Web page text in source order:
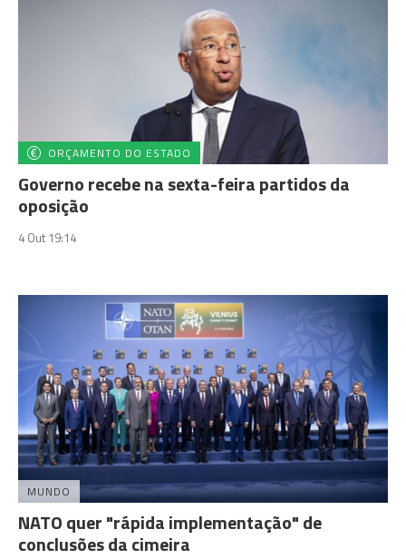
ORÇAMENTO DO ESTADO
Governo recebe na sexta-feira partidos da
oposição
4 Out 19:14
MUNDO
NATO quer "rápida implementação" de
conclusões da cimeira